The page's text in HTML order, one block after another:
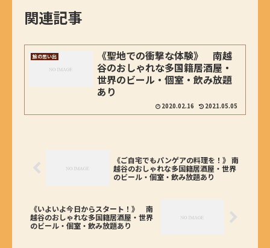
関連記事
旅の思い出
《聖地での衝撃な体験》 南越
谷のおしゃれな多国籍居酒屋・
世界のビール・個室・飲み放題
あり
2020.02.16 2021.05.05
《ご自宅でもパンゲアの料理を！》 南
越谷のおしゃれな多国籍居酒屋・世界
のビール・個室・飲み放題あり
《いよいよ今日からスタート！》 南
越谷のおしゃれな多国籍居酒屋・世界
のビール・個室・飲み放題あり